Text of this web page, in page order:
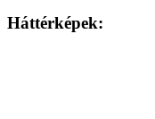
Háttérképek: